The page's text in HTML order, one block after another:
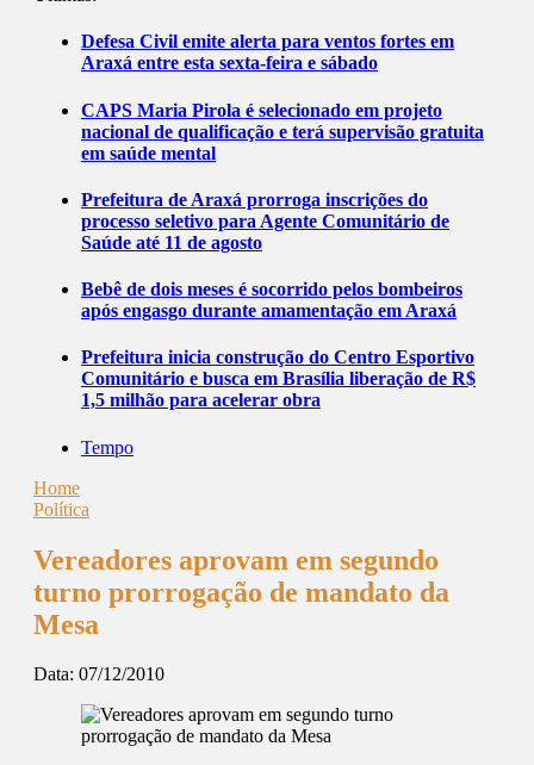
Defesa Civil emite alerta para ventos fortes em
Araxá entre esta sexta-feira e sábado
CAPS Maria Pirola é selecionado em projeto
nacional de qualificação e terá supervisão gratuita
em saúde mental
Prefeitura de Araxá prorroga inscrições do
processo seletivo para Agente Comunitário de
Saúde até 11 de agosto
Bebê de dois meses é socorrido pelos bombeiros
após engasgo durante amamentação em Araxá
Prefeitura inicia construção do Centro Esportivo
Comunitário e busca em Brasília liberação de R$
1,5 milhão para acelerar obra
Tempo
Home
Política
Vereadores aprovam em segundo
turno prorrogação de mandato da
Mesa
Data: 07/12/2010